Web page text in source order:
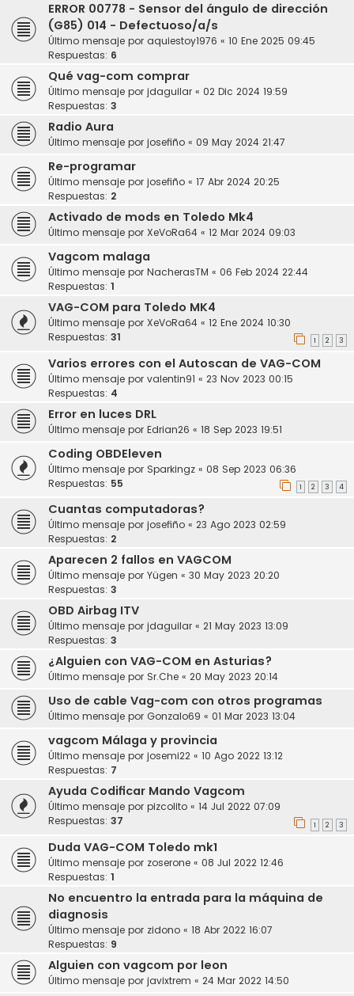
ERROR 00778 - Sensor del ángulo de dirección
(G85) 014 - Defectuoso/a/s
Último mensaje por aquiestoy1976 « 10 Ene 2025 09:45
Respuestas: 6
Qué vag-com comprar
Último mensaje por jdaguilar « 02 Dic 2024 19:59
Respuestas: 3
Radio Aura
Último mensaje por josefiño « 09 May 2024 21:47
Re-programar
Último mensaje por josefiño « 17 Abr 2024 20:25
Respuestas: 2
Activado de mods en Toledo Mk4
Último mensaje por XeVoRa64 « 12 Mar 2024 09:03
Vagcom malaga
Último mensaje por NacherasTM « 06 Feb 2024 22:44
Respuestas: 1
VAG-COM para Toledo MK4
Último mensaje por XeVoRa64 « 12 Ene 2024 10:30
Respuestas: 31 1 2 3
Varios errores con el Autoscan de VAG-COM
Último mensaje por valentin91 « 23 Nov 2023 00:15
Respuestas: 4
Error en luces DRL
Último mensaje por Edrian26 « 18 Sep 2023 19:51
Coding OBDEleven
Último mensaje por Sparkingz « 08 Sep 2023 06:36
Respuestas: 55 1 2 3 4
Cuantas computadoras?
Último mensaje por josefiño « 23 Ago 2023 02:59
Respuestas: 2
Aparecen 2 fallos en VAGCOM
Último mensaje por Yügen « 30 May 2023 20:20
Respuestas: 3
OBD Airbag ITV
Último mensaje por jdaguilar « 21 May 2023 13:09
Respuestas: 3
¿Alguien con VAG-COM en Asturias?
Último mensaje por Sr.Che « 20 May 2023 20:14
Uso de cable Vag-com con otros programas
Último mensaje por Gonzalo69 « 01 Mar 2023 13:04
vagcom Málaga y provincia
Último mensaje por josemi22 « 10 Ago 2022 13:12
Respuestas: 7
Ayuda Codificar Mando Vagcom
Último mensaje por pizcolito « 14 Jul 2022 07:09
Respuestas: 37 1 2 3
Duda VAG-COM Toledo mk1
Último mensaje por zoserone « 08 Jul 2022 12:46
Respuestas: 1
No encuentro la entrada para la máquina de
diagnosis
Último mensaje por zidono « 18 Abr 2022 16:07
Respuestas: 9
Alguien con vagcom por leon
Último mensaje por javixtrem « 24 Mar 2022 14:50